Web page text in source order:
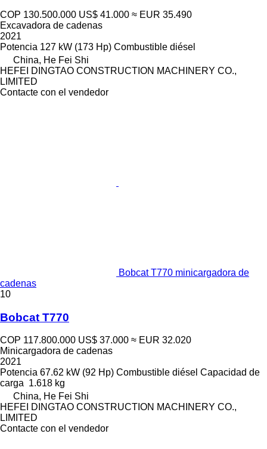
COP 130.500.000 US$ 41.000 ≈ EUR 35.490
Excavadora de cadenas
2021
Potencia 127 kW (173 Hp) Combustible diésel
China, He Fei Shi
HEFEI DINGTAO CONSTRUCTION MACHINERY CO.,
LIMITED
Contacte con el vendedor
Bobcat T770 minicargadora de
cadenas
10
Bobcat T770
COP 117.800.000 US$ 37.000 ≈ EUR 32.020
Minicargadora de cadenas
2021
Potencia 67.62 kW (92 Hp) Combustible diésel Capacidad de
carga 1.618 kg
China, He Fei Shi
HEFEI DINGTAO CONSTRUCTION MACHINERY CO.,
LIMITED
Contacte con el vendedor